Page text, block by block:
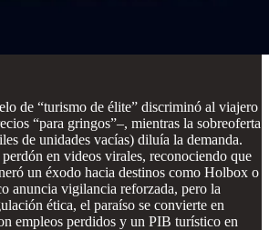
de “turismo de élite” discriminó al viajero
“para gringos”–, mientras la sobreoferta
de unidades vacías) diluía la demanda.
en videos virales, reconociendo que
un éxodo hacia destinos como Holbox o
anuncia vigilancia reforzada, pero la
ética, el paraíso se convierte en
empleos perdidos y un PIB turístico en